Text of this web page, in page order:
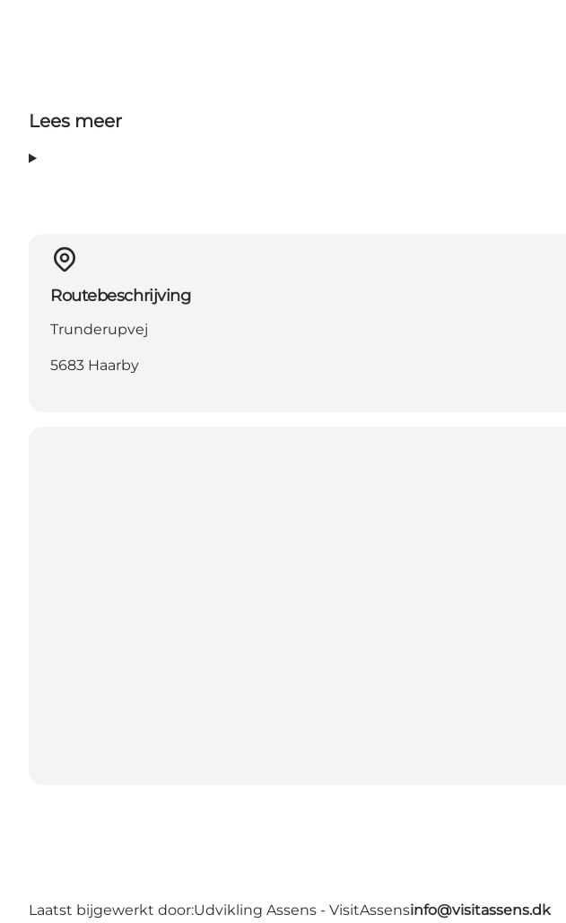
Lees meer
Routebeschrijving
Trunderupvej
5683 Haarby
Laatst bijgewerkt door:Udvikling Assens - VisitAssensinfo@visitassens.dk